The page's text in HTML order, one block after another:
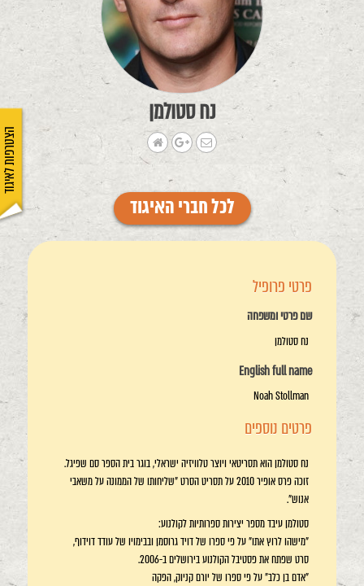
הצטרפות לאיגוד
נח סטולמן
לכל חברי האיגוד
פרטי פרופיל
שם פרטי ומשפחה
נח סטולמן
English full name
Noah Stollman
פרטים נוספים
נח סטולמן הוא תסריטאי ויוצר טלוויזיה ישראלי, בוגר בית הספר סם שפיגל.
זוכה פרס אופיר 2010 על תסריט הסרט "שליחותו של הממונה על משאבי
אנוש".
סטולמן עיבד מספר יצירות ספרותיות לקולנוע:
"מישהו לרוץ אתו" על פי ספרו של דויד גרוסמן ובבימויו של עודד דוידוף,
סרט שפתח את פסטיבל הקולנוע בירושלים ב-2006.
"אדם בן כלב" על פי ספרו של יורם קניוק, הפקה